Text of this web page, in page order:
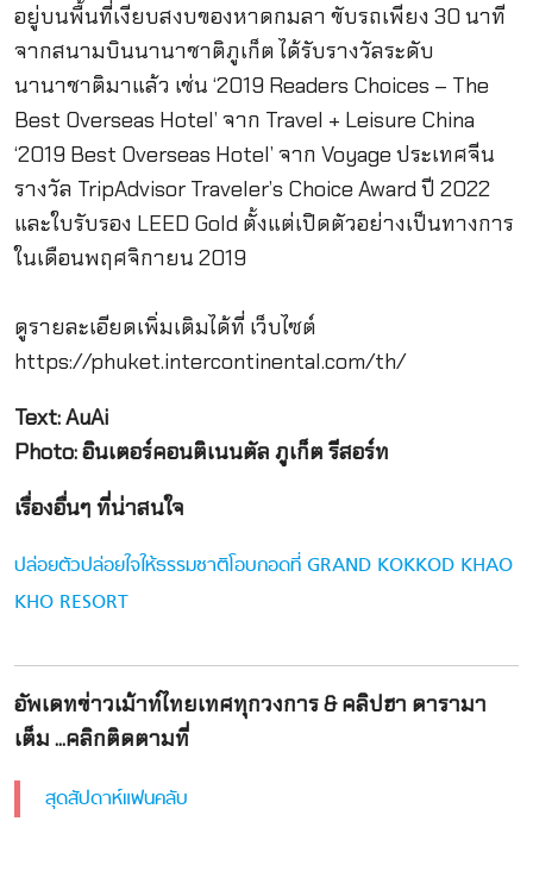
อยู่บนพื้นที่เงียบสงบของหาดกมลา ขับรถเพียง 30 นาที
จากสนามบินนานาชาติภูเก็ต ได้รับรางวัลระดับ
นานาชาติมาแล้ว เช่น ‘2019 Readers Choices – The
Best Overseas Hotel’ จาก Travel + Leisure China
‘2019 Best Overseas Hotel’ จาก Voyage ประเทศจีน
รางวัล TripAdvisor Traveler’s Choice Award ปี 2022
และใบรับรอง LEED Gold ตั้งแต่เปิดตัวอย่างเป็นทางการ
ในเดือนพฤศจิกายน 2019
ดูรายละเอียดเพิ่มเติมได้ที่ เว็บไซต์
https://phuket.intercontinental.com/th/
Text: AuAi
Photo: อินเตอร์คอนติเนนตัล ภูเก็ต รีสอร์ท
เรื่องอื่นๆ ที่น่าสนใจ
ปล่อยตัวปล่อยใจให้ธรรมชาติโอบกอดที่ GRAND KOKKOD KHAO
KHO RESORT
อัพเดทข่าวเม้าท์ไทยเทศทุกวงการ & คลิปฮา ดารามา
เต็ม ...คลิกติดตามที่
สุดสัปดาห์แฟนคลับ